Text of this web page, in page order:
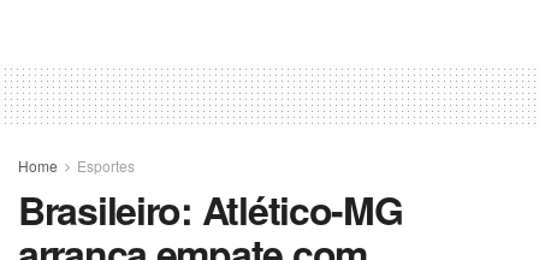
Home Esportes
Brasileiro: Atlético-MG